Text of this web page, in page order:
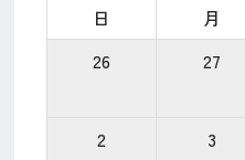
日 月
26
27
2 3